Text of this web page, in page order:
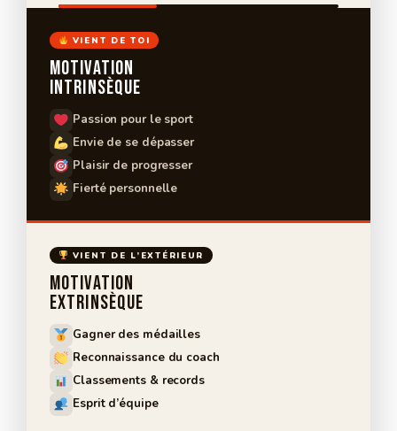
VIENT DE TOI
Motivation
Intrinsèque
Passion pour le sport
Envie de se dépasser
Plaisir de progresser
Fierté personnelle
VIENT DE L’EXTÉRIEUR
Motivation
Extrinsèque
Gagner des médailles
Reconnaissance du coach
Classements & records
Esprit d’équipe